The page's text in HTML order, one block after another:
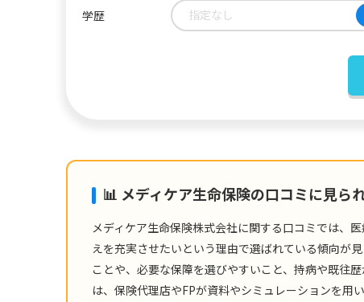
学歴 指定なし
📊 メディケア生命保険の口コミに見ら
メディケア生命保険株式会社に関する口コミでは、
えを充実させたいという理由で選ばれている傾向が
ことや、必要な保障を選びやすいこと、持病や既往
は、保険代理店やFPが資料やシミュレーションを用